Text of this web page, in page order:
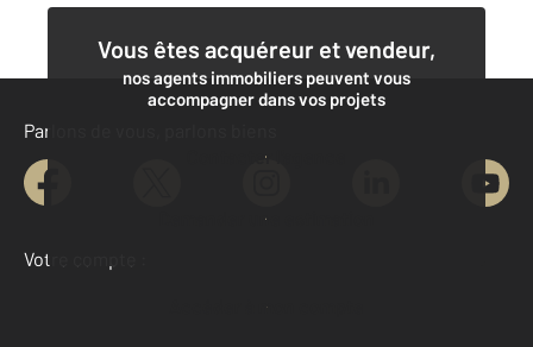
Vous êtes acquéreur et vendeur,
nos agents immobiliers peuvent vous
accompagner dans vos projets
Contacter l'agence
Demander une estimation
Parlons de vous, parlons biens
Votre compte :
Accéder à mon compte